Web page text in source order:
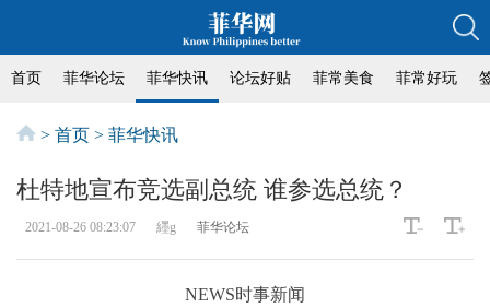
首页 菲华论坛 菲华快讯 论坛好贴 菲常美食 菲常好玩
> 首页 > 菲华快讯
杜特地宣布竞选副总统 谁参选总统？
2021-08-26 08:23:07 纆g 菲华论坛
NEWS时事新闻